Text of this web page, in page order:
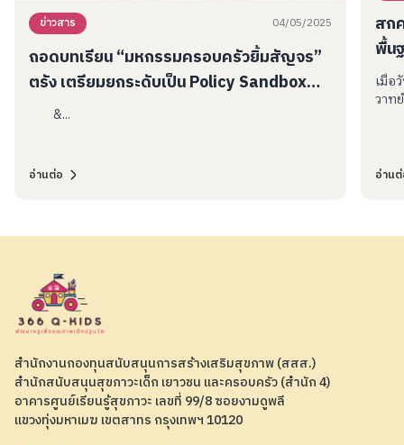
ข่าวสาร 04/05/2025
ถอดบทเรียน “มหกรรมครอบครัวยิ้มสัญจร”
ตรัง เตรียมยกระดับเป็น Policy Sandbox
เสริมนิเวศเด็ก
&...
อ่านต่อ
สก
พื้น
เมื่อ
วาท
อ่าน
สำนักงานกองทุนสนับสนุนการสร้างเสริมสุขภาพ (สสส.)
สำนักสนับสนุนสุขภาวะเด็ก เยาวชน และครอบครัว (สำนัก 4)
อาคารศูนย์เรียนรู้สุขภาวะ เลขที่ 99/8 ซอยงามดูพลี
แขวงทุ่งมหาเมฆ เขตสาทร กรุงเทพฯ 10120